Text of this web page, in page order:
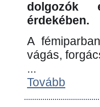
dolgozók
érdekében.
A
vágás,
...
Tovább